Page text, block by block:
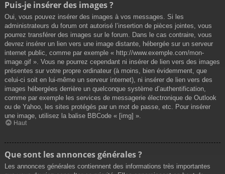
Puis-je insérer des images ?
Oui, vous pouvez insérer des images à vos messages. Si les
administrateurs du forum ont autorisé l’insertion de pièces jointes, vous
pourrez transférer des images sur le forum. Dans le cas contraire, vous
devrez insérer un lien vers une image distante, hébergée sur un serveur
internet public, comme par exemple « http://www.exemple.com/mon-
image.gif ». Vous ne pourrez cependant ni insérer de lien vers des images
présentes sur votre propre ordinateur (à moins, bien évidemment, que
celui-ci soit en lui-même un serveur internet), ni insérer de lien vers des
images hébergées derrière un quelconque système d’authentification,
comme par exemple les services de messagerie électronique de Outlook
ou de Yahoo, les sites protégés par un mot de passe, etc. Pour insérer
une image, utilisez la balise BBCode « [img] ».
Haut
Que sont les annonces générales ?
Les annonces générales contiennent des informations très importantes